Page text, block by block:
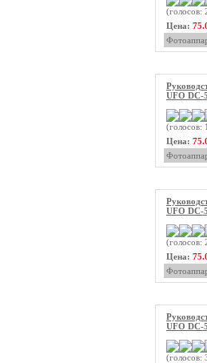
(голосов:
Цена:
UFO DC-
(голосов:
Цена:
UFO DC-
(голосов:
Цена:
UFO DC-
(голосов: